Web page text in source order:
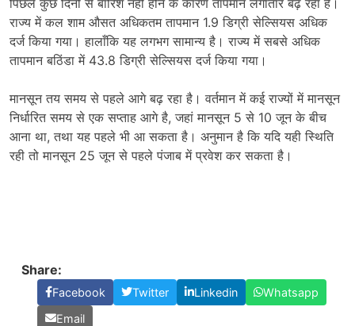
राज्य में कल शाम औसत अधिकतम तापमान 1.9 डिग्री सेल्सियस अधिक
दर्ज किया गया। हालाँकि यह लगभग सामान्य है। राज्य में सबसे अधिक
तापमान बठिंडा में 43.8 डिग्री सेल्सियस दर्ज किया गया।
मानसून तय समय से पहले आगे बढ़ रहा है। वर्तमान में कई राज्यों में मानसून
निर्धारित समय से एक सप्ताह आगे है, जहां मानसून 5 से 10 जून के बीच
आना था, तथा यह पहले भी आ सकता है। अनुमान है कि यदि यही स्थिति
रही तो मानसून 25 जून से पहले पंजाब में प्रवेश कर सकता है।
Share:
Facebook Twitter Linkedin
Whatsapp
Email